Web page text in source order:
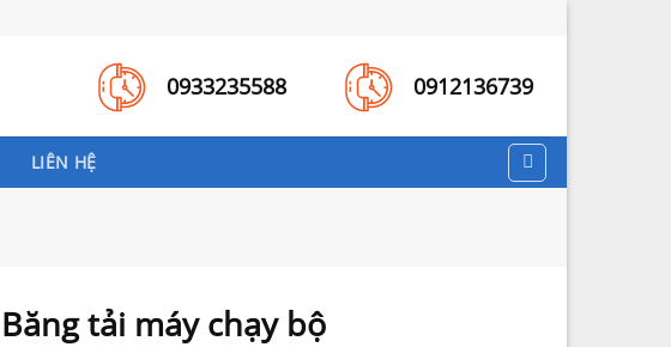
0933235588 0912136739
LIÊN HỆ
Băng tải máy chạy bộ